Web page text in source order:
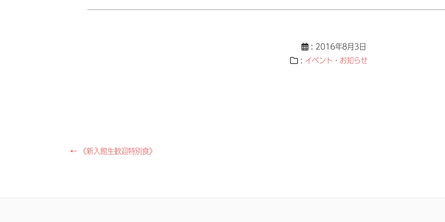
: 2016年8月3日
: イベント・お知らせ
Post
← 《新入館生歓迎特別食》